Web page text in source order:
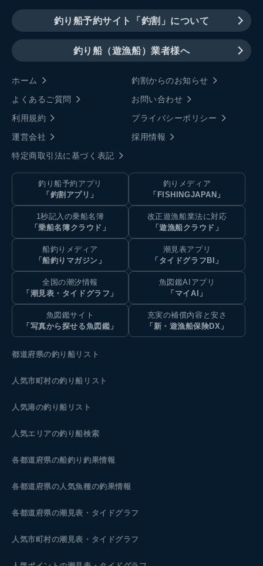
釣り船予約サイト「釣割」について
釣り船（遊漁船）業者様へ
ホーム
釣割からのお知らせ
よくあるご質問
お問い合わせ
利用規約
プライバシーポリシー
運営会社
採用情報
特定商取引法に基づく表記
釣り船予約アプリ
「釣割アプリ」
釣りメディア
「FISHINGJAPAN」
1秒記入の乗船名簿
「乗船名簿クラウド」
改正遊漁船業法に対応
「遊漁船クラウド」
船釣りメディア
「船釣りマガジン」
潮見表アプリ
「タイドグラフBI」
全国の潮汐情報
「潮見表・タイドグラフ」
魚図鑑AIアプリ
「マイAI」
魚図鑑サイト
「写真から探せる魚図鑑」
充実の補償内容と安さ
「新・遊漁船保険DX」
都道府県の釣り船リスト
人気市町村の釣り船リスト
人気港の釣り船リスト
人気エリアの釣り船検索
各都道府県の船釣り釣果情報
各都道府県の人気魚種の釣果情報
各都道府県の潮見表 ・タイドグラフ
人気市町村の潮見表・タイドグラフ